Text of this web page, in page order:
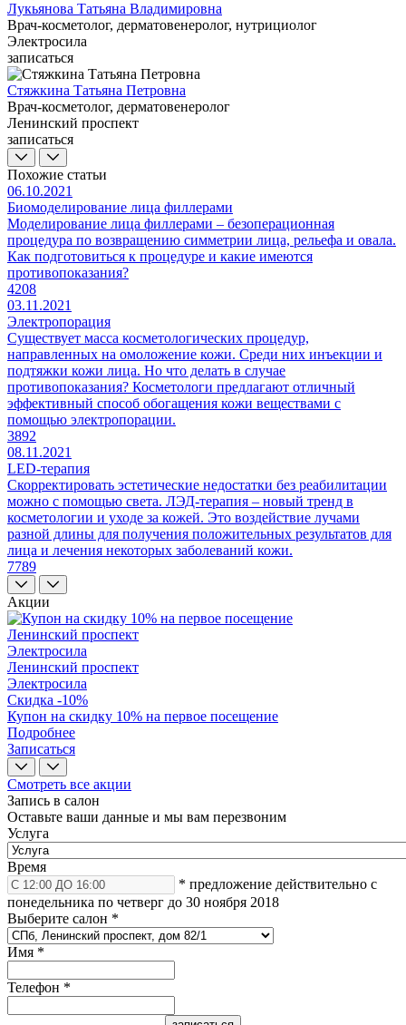
Лукьянова Татьяна Владимировна
Врач-косметолог, дерматовенеролог, нутрициолог
Электросила
записаться
Стяжкина Татьяна Петровна
Врач-косметолог, дерматовенеролог
Ленинский проспект
записаться
Похожие статьи
06.10.2021
Биомоделирование лица филлерами
Моделирование лица филлерами – безоперационная
процедура по возвращению симметрии лица, рельефа и овала.
Как подготовиться к процедуре и какие имеются
противопоказания?
4208
03.11.2021
Электропорация
Существует масса косметологических процедур,
направленных на омоложение кожи. Среди них инъекции и
подтяжки кожи лица. Но что делать в случае
противопоказания? Косметологи предлагают отличный
эффективный способ обогащения кожи веществами с
помощью электропорации.
3892
08.11.2021
LED-терапия
Скорректировать эстетические недостатки без реабилитации
можно с помощью света. ЛЭД-терапия – новый тренд в
косметологии и уходе за кожей. Это воздействие лучами
разной длины для получения положительных результатов для
лица и лечения некоторых заболеваний кожи.
7789
Акции
Ленинский проспект
Электросила
Ленинский проспект
Электросила
Скидка -10%
Купон на скидку 10% на первое посещение
Подробнее
Записаться
Смотреть все акции
Запись в салон
Оставьте ваши данные и мы вам перезвоним
Услуга
Время
* предложение действительно с
понедельника по четверг до 30 ноября 2018
Выберите салон *
Имя *
Телефон *